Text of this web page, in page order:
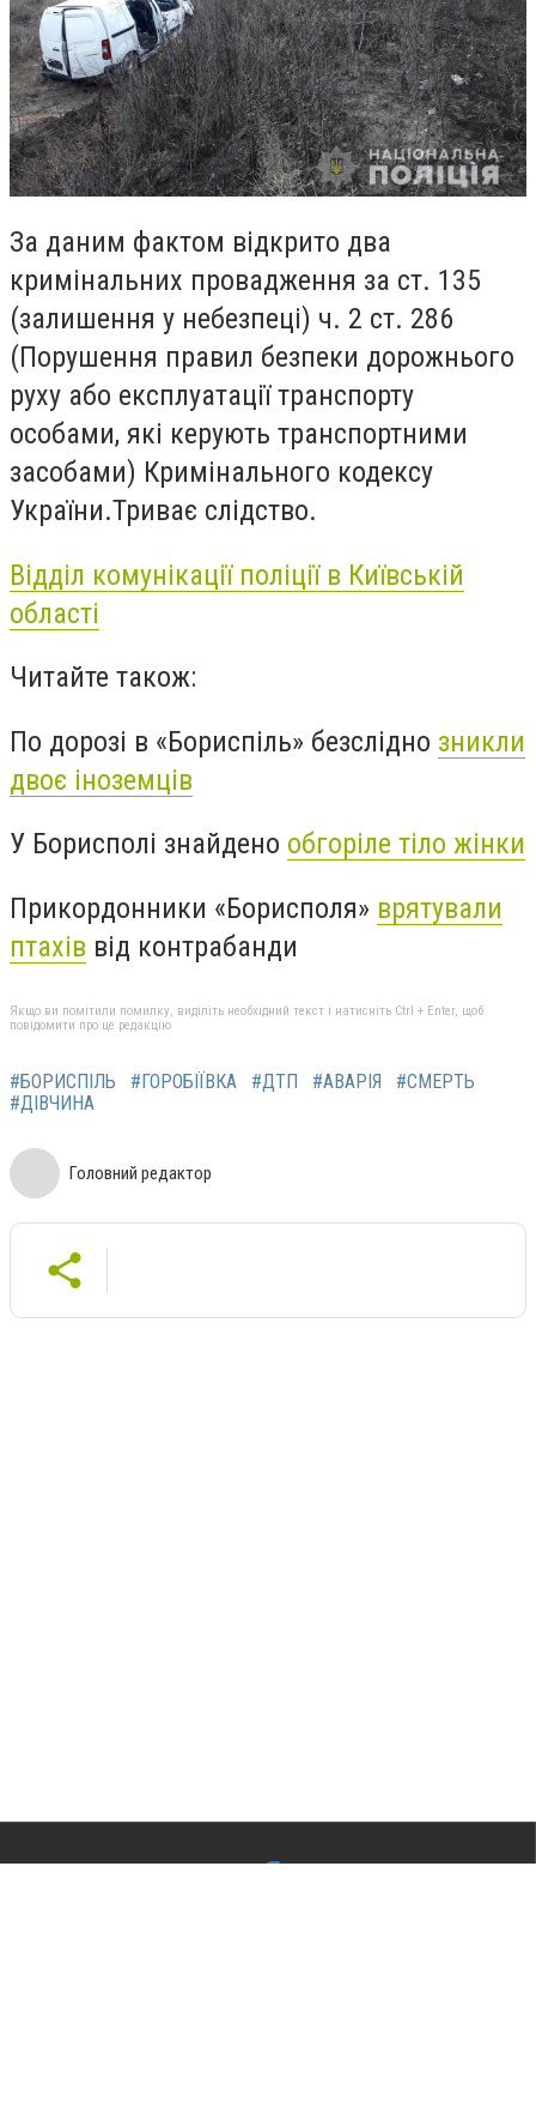
За даним фактом відкрито два
кримінальних провадження за ст. 135
(залишення у небезпеці) ч. 2 ст. 286
(Порушення правил безпеки дорожнього
руху або експлуатації транспорту
особами, які керують транспортними
засобами) Кримінального кодексу
України.Триває слідство.
Відділ комунікації поліції в Київській
області
Читайте також:
По дорозі в «Бориспіль» безслідно зникли
двоє іноземців
У Борисполі знайдено обгоріле тіло жінки
Прикордонники «Борисполя» врятували
птахів від контрабанди
Якщо ви помітили помилку, виділіть необхідний текст і натисніть Ctrl + Enter, щоб
повідомити про це редакцію
#БОРИСПІЛЬ #ГОРОБІЇВКА #ДТП #АВАРІЯ
#СМЕРТЬ
#ДІВЧИНА
Головний редактор